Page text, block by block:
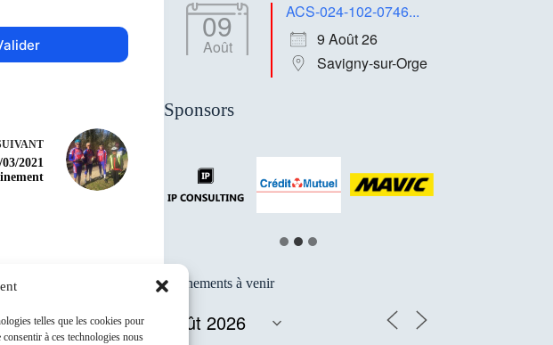
telles que les cookies pour
à ces technologies nous
2021
09
Août
ACS-024-102-0746...
9 Août 26
Savigny-sur-Orge
Sponsors
Événements à venir